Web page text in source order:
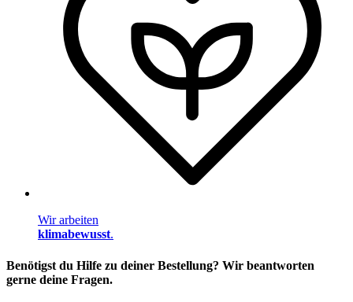
Wir arbeiten
klimabewusst.
Benötigst du Hilfe zu deiner Bestellung? Wir beantworten
gerne deine Fragen.